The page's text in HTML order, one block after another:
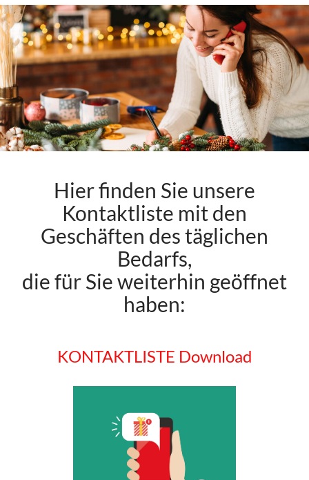
Hier finden Sie unsere
Kontaktliste mit den
Geschäften des täglichen
Bedarfs,
die für Sie weiterhin geöffnet
haben:
KONTAKTLISTE Download